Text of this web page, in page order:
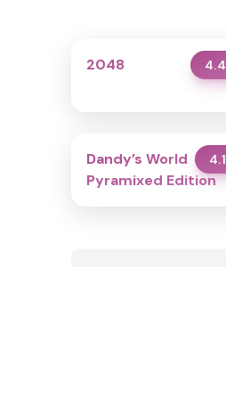
4.4
2048
4.1
Dandy’s World
Pyramixed Edition